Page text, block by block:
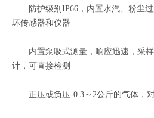
防护级别IP66，内置水汽、粉尘过
坏传感器和仪器
内置泵吸式测量，响应迅速，采样
计，可直接检测
正压或负压-0.3～2公斤的气体，